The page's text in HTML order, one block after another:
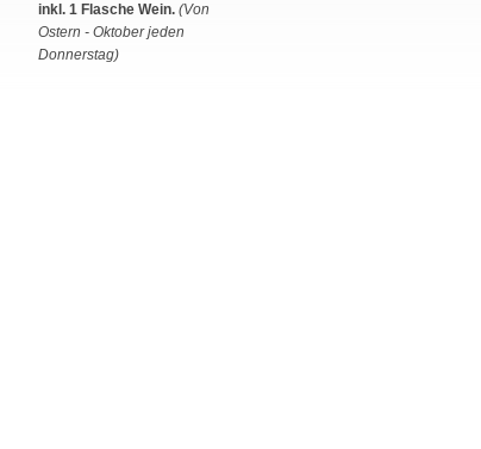
inkl. 1 Flasche Wein. (Von
Ostern - Oktober jeden
Donnerstag)